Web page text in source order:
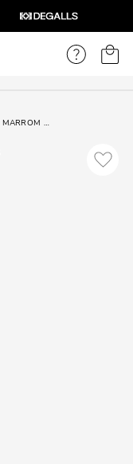
CINTO SOFT MARROM METAIS DOURADOS